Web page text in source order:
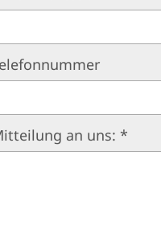
an uns: *